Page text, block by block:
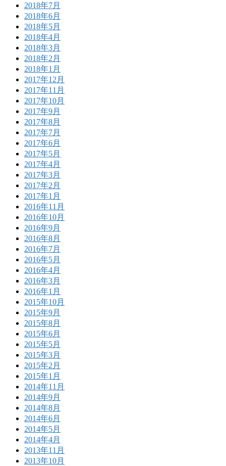
2018年7月
2018年6月
2018年5月
2018年4月
2018年3月
2018年2月
2018年1月
2017年12月
2017年11月
2017年10月
2017年9月
2017年8月
2017年7月
2017年6月
2017年5月
2017年4月
2017年3月
2017年2月
2017年1月
2016年11月
2016年10月
2016年9月
2016年8月
2016年7月
2016年5月
2016年4月
2016年3月
2016年1月
2015年10月
2015年9月
2015年8月
2015年6月
2015年5月
2015年3月
2015年2月
2015年1月
2014年11月
2014年9月
2014年8月
2014年6月
2014年5月
2014年4月
2013年11月
2013年10月